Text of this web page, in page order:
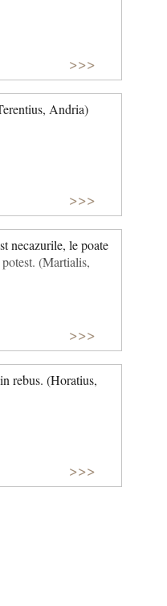
>>>
Andria)
>>>
necazurile, le poate
(Martialis,
>>>
rebus. (Horatius,
>>>